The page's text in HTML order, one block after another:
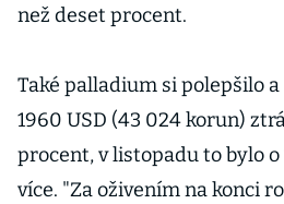
než deset procent.
Také palladium si polepšilo
1960 USD (43 024 korun)
procent, v listopadu to bylo
více. "Za oživením na konci